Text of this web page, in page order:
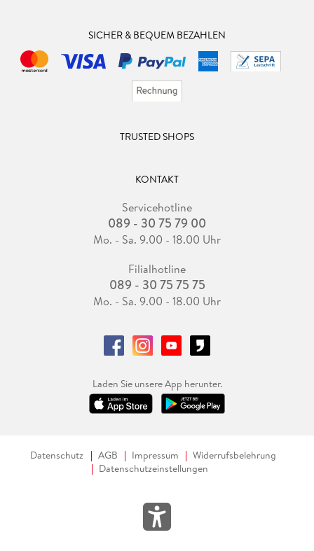
SICHER & BEQUEM BEZAHLEN
TRUSTED SHOPS
KONTAKT
Servicehotline
089 - 30 75 79 00
Mo. - Sa. 9.00 - 18.00 Uhr
Filialhotline
089 - 30 75 75 75
Mo. - Sa. 9.00 - 18.00 Uhr
Laden Sie unsere App herunter.
Datenschutz AGB Impressum
Widerrufsbelehrung
Datenschutzeinstellungen